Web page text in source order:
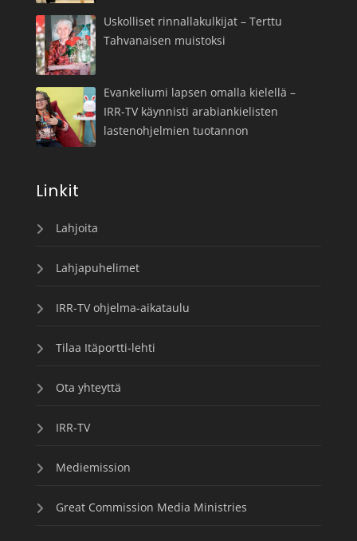
Uskolliset rinnallakulkijat – Terttu
Tahvanaisen muistoksi
Evankeliumi lapsen omalla kielellä –
IRR-TV käynnisti arabiankielisten
lastenohjelmien tuotannon
Linkit
Lahjoita
Lahjapuhelimet
IRR-TV ohjelma-aikataulu
Tilaa Itäportti-lehti
Ota yhteyttä
IRR-TV
Mediemission
Great Commission Media Ministries